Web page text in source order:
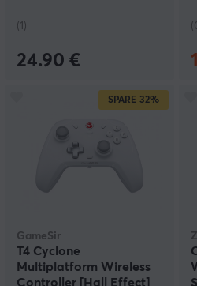
(1)
24.90 €
SPARE 32%
GameSir
T4 Cyclone
Multiplatform Wireless
Controller [Hall Effect]